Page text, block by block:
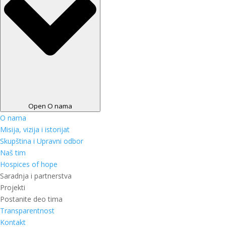
Open O nama
O nama
Misija, vizija i istorijat
Skupština i Upravni odbor
Naš tim
Hospices of hope
Saradnja i partnerstva
Projekti
Postanite deo tima
Transparentnost
Kontakt